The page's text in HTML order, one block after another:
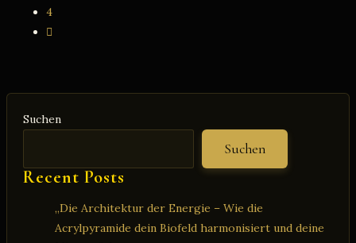
4
Zur
Suchen
Suchen
Recent Posts
„Die Architektur der Energie – Wie die
Acrylpyramide dein Biofeld harmonisiert und deine